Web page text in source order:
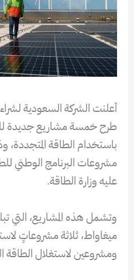
أعلنت الشركة السعودية
طرح خمسة مشاريع جديدة
باستخدام الطاقة المتجددة،
مشروعات البرنامج الوطني
عليه وزارة الطاقة.
ميغاواط، ثلاثة مشروعاتٍ
ومشروعين لاستغلال